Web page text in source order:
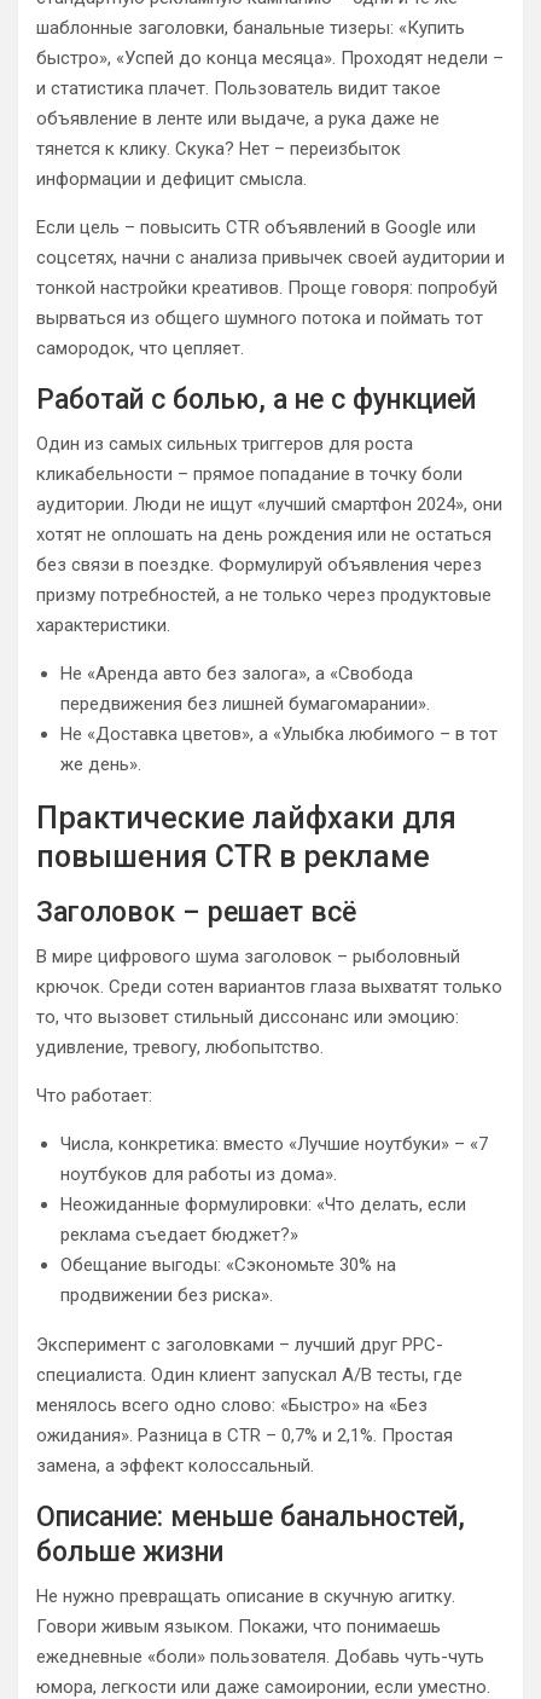
шаблонные заголовки, банальные тизеры: «Купить
быстро», «Успей до конца месяца». Проходят недели –
и статистика плачет. Пользователь видит такое
объявление в ленте или выдаче, а рука даже не
тянется к клику. Скука? Нет – переизбыток
информации и дефицит смысла.
Если цель – повысить CTR объявлений в Google или
соцсетях, начни с анализа привычек своей аудитории и
тонкой настройки креативов. Проще говоря: попробуй
вырваться из общего шумного потока и поймать тот
самородок, что цепляет.
Работай с болью, а не с функцией
Один из самых сильных триггеров для роста
кликабельности – прямое попадание в точку боли
аудитории. Люди не ищут «лучший смартфон 2024», они
хотят не оплошать на день рождения или не остаться
без связи в поездке. Формулируй объявления через
призму потребностей, а не только через продуктовые
характеристики.
Не «Аренда авто без залога», а «Свобода
передвижения без лишней бумагомарании».
Не «Доставка цветов», а «Улыбка любимого – в тот
же день».
Практические лайфхаки для
повышения CTR в рекламе
Заголовок – решает всё
В мире цифрового шума заголовок – рыболовный
крючок. Среди сотен вариантов глаза выхватят только
то, что вызовет стильный диссонанс или эмоцию:
удивление, тревогу, любопытство.
Что работает:
Числа, конкретика: вместо «Лучшие ноутбуки» – «7
ноутбуков для работы из дома».
Неожиданные формулировки: «Что делать, если
реклама съедает бюджет?»
Обещание выгоды: «Сэкономьте 30% на
продвижении без риска».
Эксперимент с заголовками – лучший друг PPC-
специалиста. Один клиент запускал A/B тесты, где
менялось всего одно слово: «Быстро» на «Без
ожидания». Разница в CTR – 0,7% и 2,1%. Простая
замена, а эффект колоссальный.
Описание: меньше банальностей,
больше жизни
Не нужно превращать описание в скучную агитку.
Говори живым языком. Покажи, что понимаешь
ежедневные «боли» пользователя. Добавь чуть-чуть
юмора, легкости или даже самоиронии, если уместно.